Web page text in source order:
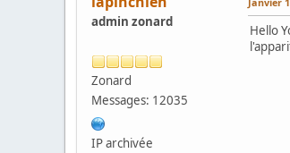
admin zonard
Zonard
Messages: 12035
IP archivée
Hello